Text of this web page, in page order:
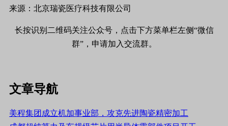
来源：北京瑞瓷医疗科技有限公司
长按识别二维码关注公众号，点击下方菜单栏左侧“微信
群”，申请加入交流群。
文章导航
美程集团成立机加事业部，攻克先进陶瓷精密加工